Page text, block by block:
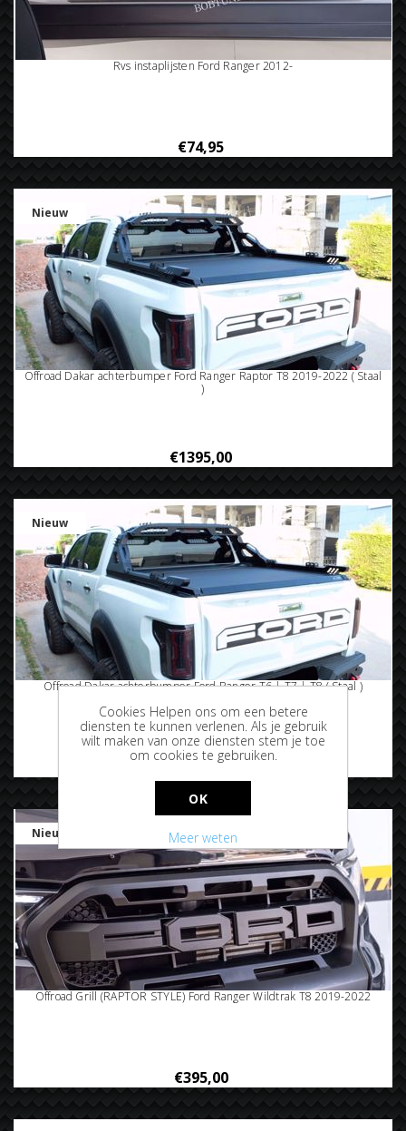
Rvs instaplijsten Ford Ranger 2012-
€74,95
Nieuw
Offroad Dakar achterbumper Ford Ranger Raptor T8 2019-2022 ( Staal
)
€1395,00
Nieuw
Offroad Dakar achterbumper Ford Ranger T6 | T7 | T8 ( Staal )
€1395,00
Nieuw
Offroad Grill (RAPTOR STYLE) Ford Ranger Wildtrak T8 2019-2022
€395,00
Cookies Helpen ons om een betere
diensten te kunnen verlenen. Als je gebruik
wilt maken van onze diensten stem je toe
om cookies te gebruiken.
OK
Meer weten